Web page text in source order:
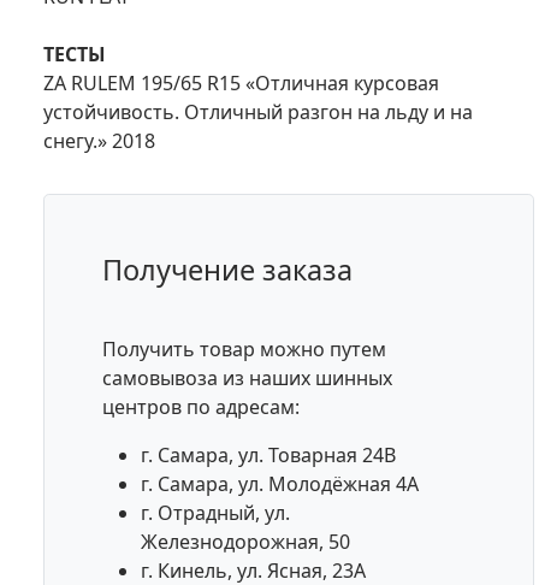
ТЕСТЫ
ZA RULEM 195/65 R15 «Отличная курсовая
устойчивость. Отличный разгон на льду и на
снегу.» 2018
Получение заказа
Получить товар можно путем
самовывоза из наших шинных
центров по адресам:
г. Самара, ул. Товарная 24В
г. Самара, ул. Молодёжная 4А
г. Отрадный, ул.
Железнодорожная, 50
г. Кинель, ул. Ясная, 23А